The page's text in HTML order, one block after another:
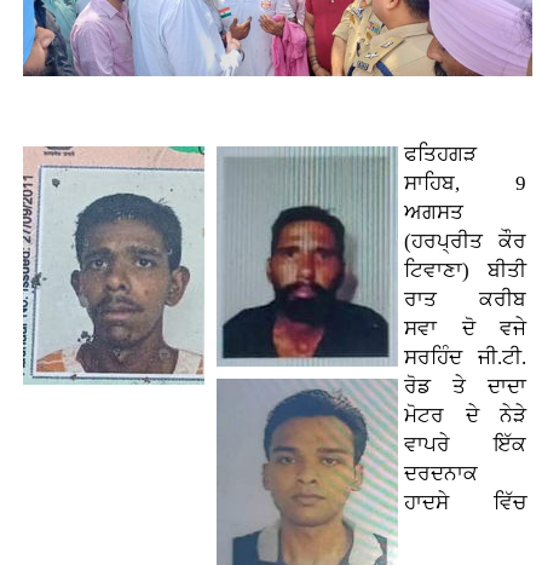
ਫਤਿਹਗੜ
ਸਾਹਿਬ, 9
ਅਗਸਤ
(ਹਰਪ੍ਰੀਤ ਕੌਰ
ਟਿਵਾਣਾ)ਬੀਤੀ
ਰਾਤ ਕਰੀਬ
ਸਵਾ ਦੋ ਵਜੇ
ਸਰਹਿੰਦ ਜੀ.ਟੀ.
ਰੋਡ ਤੇ ਦਾਦਾ
ਮੋਟਰ ਦੇ ਨੇੜੇ
ਵਾਪਰੇ ਇੱਕ
ਦਰਦਨਾਕ
ਹਾਦਸੇ ਵਿੱਚ